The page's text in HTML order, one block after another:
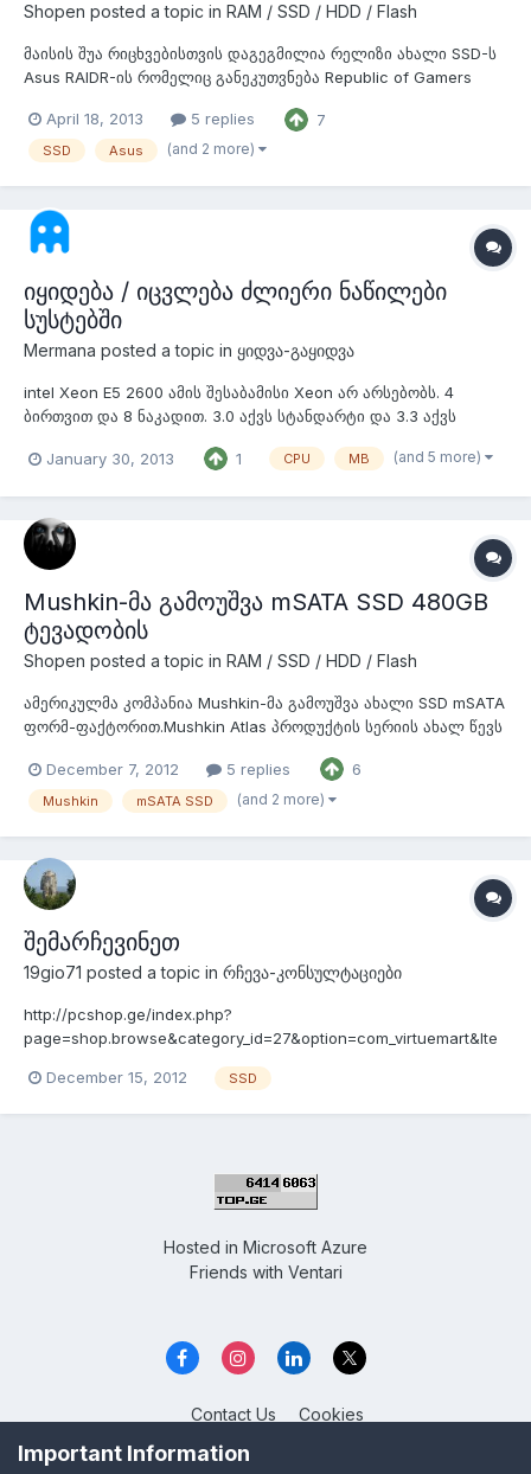
Shopen posted a topic in RAM / SSD / HDD / Flash
მაისის შუა რიცხვებისთვის დაგეგმილია რელიზი ახალი SSD-ს
Asus RAIDR-ის რომელიც განეკუთვნება Republic of Gamers
SandForce SF-2281 კონტროლერით და Toshiba NAND MLC (19-
ნმ) ფლეშ-მეხისერების ჩიპით. მოწყობილობის "შიდა" მასივი
April 18, 2013 5 replies 7
SSD Asus (and 2 more)
იყიდება / იცვლება ძლიერი ნაწილები
სუსტებში
Mermana posted a topic in ყიდვა-გაყიდვა
intel Xeon E5 2600 ამის შესაბამისი Xeon არ არსებობს. 4
ბირთვით და 8 ნაკადით. 3.0 აქვს სტანდარტი და 3.3 აქვს
ბირთვიანი i7 არ არსებობს ჯერჯერობით რა თქმა უნდა.8
January 30, 2013 1 CPU MB (and 5 more)
Mushkin-მა გამოუშვა mSATA SSD 480GB
ტევადობის
Shopen posted a topic in RAM / SSD / HDD / Flash
ამერიკულმა კომპანია Mushkin-მა გამოუშვა ახალი SSD mSATA
ფორმ-ფაქტორით.Mushkin Atlas პროდუქტის სერიის ახალ წევს
არამხოლოდ ოპერაციული სისტემის და პროგრამების
ჩასაწერად არამედ მედიაკოლექციის შესანახადაც. ეს
December 7, 2012 5 replies 6
Mushkin mSATA SSD (and 2 more)
შემარჩევინეთ
19gio71 posted a topic in რჩევა-კონსულტაციები
http://pcshop.ge/index.php?
page=shop.browse&category_id=27&option=com_virtuemart&Ite
უკეთესია? ( წარმადობას + გამძლეობა) პირველ ოთხეულზე
December 15, 2012 SSD
Hosted in Microsoft Azure
Friends with Ventari
Contact Us Cookies
Overclockers GE
Powered by Invision Community
Important Information